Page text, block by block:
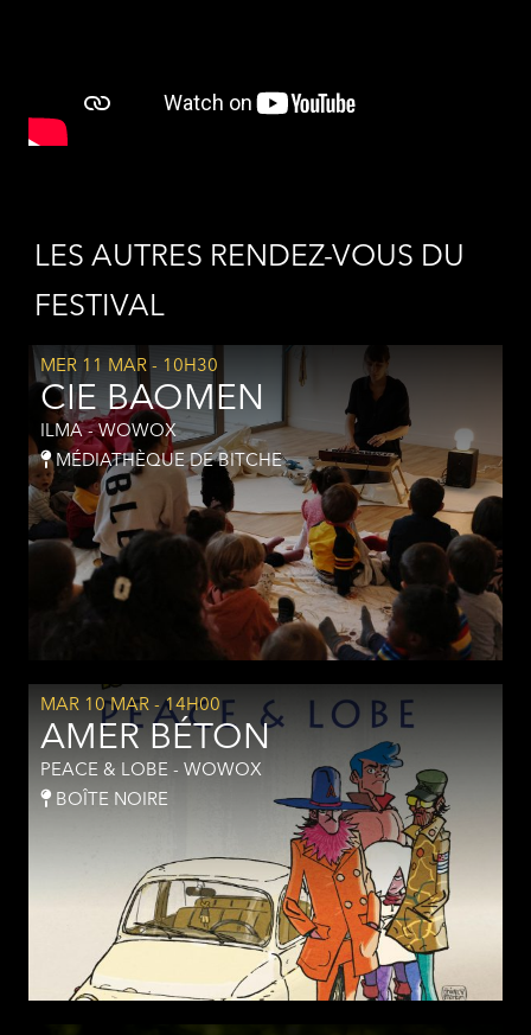
LES AUTRES RENDEZ-VOUS DU
FESTIVAL
MER 11 MAR - 10H30
CIE BAOMEN
ILMA - WOWOX
MÉDIATHÈQUE DE BITCHE
MAR 10 MAR - 14H00
AMER BÉTON
PEACE & LOBE - WOWOX
BOÎTE NOIRE